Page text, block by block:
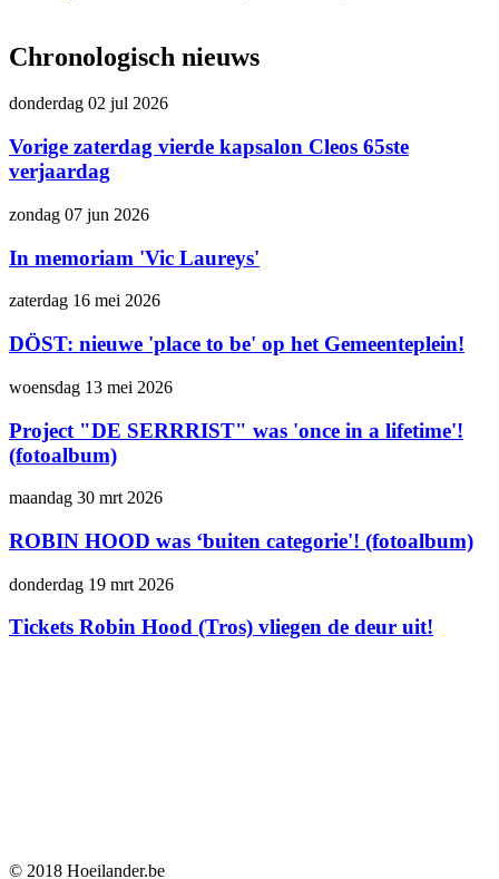
Chronologisch nieuws
donderdag 02 jul 2026
Vorige zaterdag vierde kapsalon Cleos 65ste
verjaardag
zondag 07 jun 2026
In memoriam 'Vic Laureys'
zaterdag 16 mei 2026
DÖST: nieuwe 'place to be' op het Gemeenteplein!
woensdag 13 mei 2026
Project "DE SERRRIST" was 'once in a lifetime'!
(fotoalbum)
maandag 30 mrt 2026
ROBIN HOOD was ‘buiten categorie'! (fotoalbum)
donderdag 19 mrt 2026
Tickets Robin Hood (Tros) vliegen de deur uit!
© 2018 Hoeilander.be